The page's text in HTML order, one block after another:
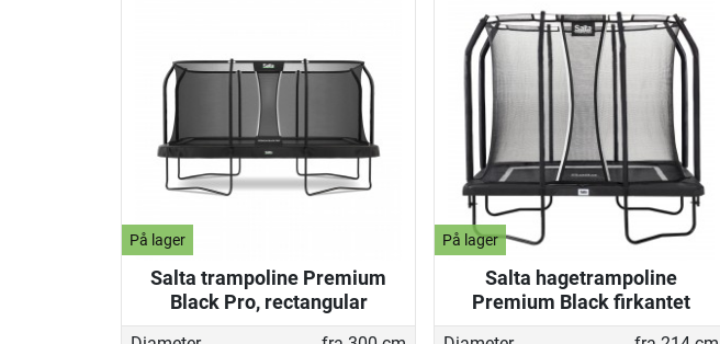
På lager
Salta trampoline Premium
Black Pro, rectangular
På lager
Salta hagetrampoline
Premium Black firkantet